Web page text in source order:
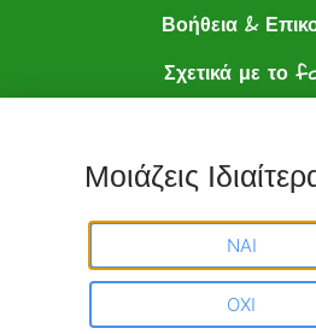
Βοήθεια &
Σχετικά με το
Πολιτική
Μοιάζεις
ΝΑΙ
ΟΧΙ